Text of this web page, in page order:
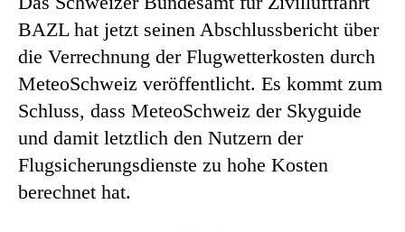
BAZL hat jetzt seinen Abschlussbericht über
die Verrechnung der Flugwetterkosten durch
MeteoSchweiz veröffentlicht. Es kommt zum
Schluss, dass MeteoSchweiz der Skyguide
und damit letztlich den Nutzern der
Flugsicherungsdienste zu hohe Kosten
berechnet hat.